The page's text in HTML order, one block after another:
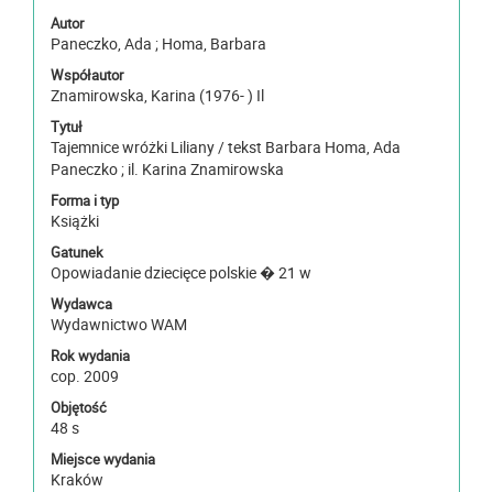
Autor
Paneczko, Ada ; Homa, Barbara
Współautor
Znamirowska, Karina (1976- ) Il
Tytuł
Tajemnice wróżki Liliany / tekst Barbara Homa, Ada
Paneczko ; il. Karina Znamirowska
Forma i typ
Książki
Gatunek
Opowiadanie dziecięce polskie � 21 w
Wydawca
Wydawnictwo WAM
Rok wydania
cop. 2009
Objętość
48 s
Miejsce wydania
Kraków